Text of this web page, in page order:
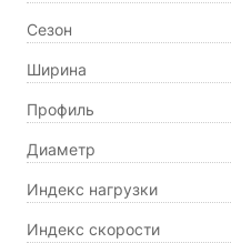
Сезон
Ширина
Профиль
Диаметр
Индекс нагрузки
Индекс скорости